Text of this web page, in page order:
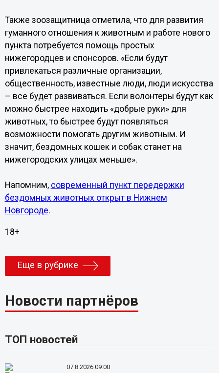
Также зоозащитница отметила, что для развития
гуманного отношения к животным и работе нового
пункта потребуется помощь простых
нижегородцев и спонсоров. «Если будут
привлекаться различные организации,
общественность, известные люди, люди искусства
– все будет развиваться. Если волонтеры будут как
можно быстрее находить «добрые руки» для
животных, то быстрее будут появляться
возможности помогать другим животным. И
значит, бездомных кошек и собак станет на
нижегородских улицах меньше».
Напомним, современный пункт передержки
бездомных животных открыт в Нижнем
Новгороде.
18+
Еще в рубрике
Новости партнёров
ТОП новостей
07.8.2026 09:00